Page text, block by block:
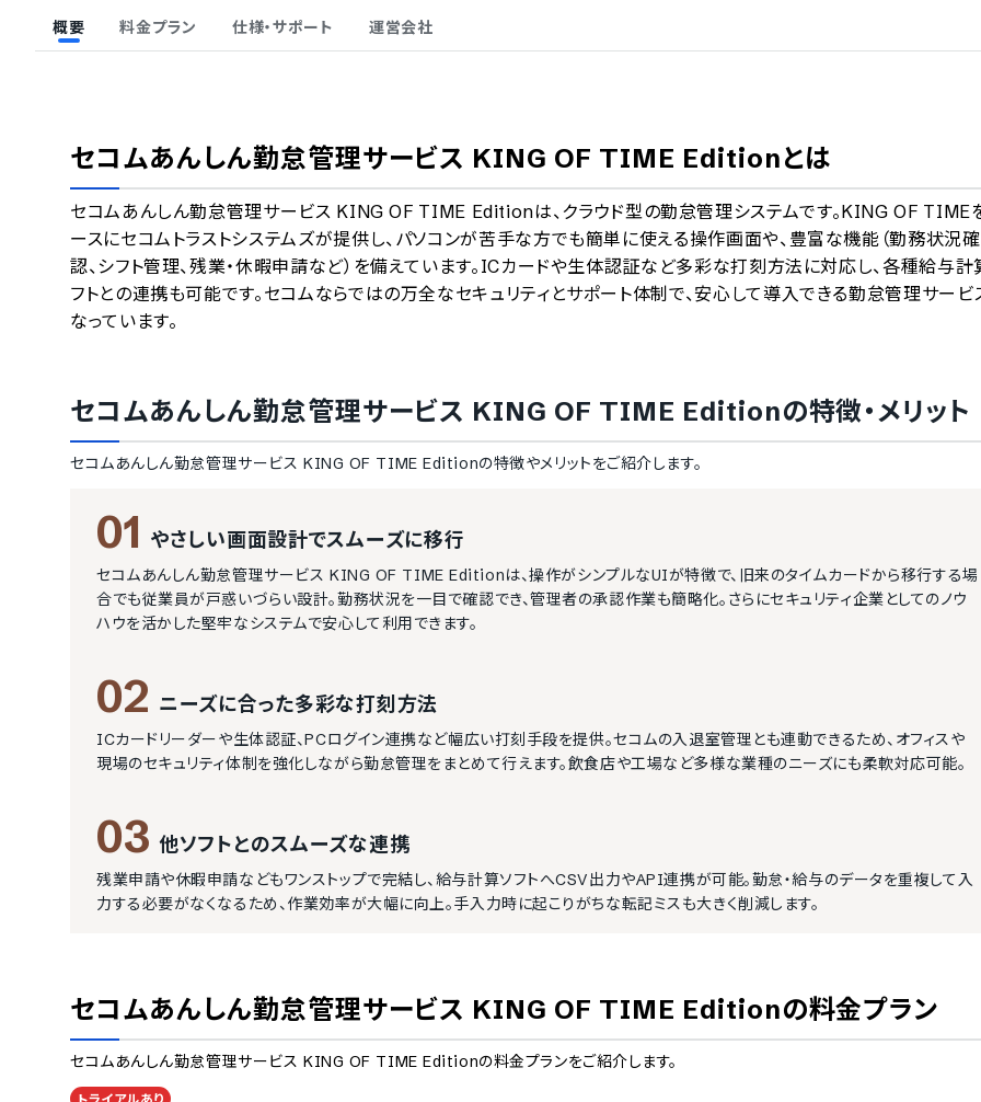
概要 料金プラン 仕様・サポート 運営会社
セコムあんしん勤怠管理サービス KING OF TIME Editionとは
セコムあんしん勤怠管理サービス KING OF TIME Editionは、クラウド型の勤怠管理システムです。KING OF TIME
ースにセコムトラストシステムズが提供し、パソコンが苦手な方でも簡単に使える操作画面や、豊富な機能（勤務状況確
認、シフト管理、残業・休暇申請など）を備えています。ICカードや生体認証など多彩な打刻方法に対応し、各種給与計
フトとの連携も可能です。セコムならではの万全なセキュリティとサポート体制で、安心して導入できる勤怠管理サービ
なっています。
セコムあんしん勤怠管理サービス KING OF TIME Editionの特徴・メリット
セコムあんしん勤怠管理サービス KING OF TIME Editionの特徴やメリットをご紹介します。
01 やさしい画面設計でスムーズに移行
セコムあんしん勤怠管理サービス KING OF TIME Editionは、操作がシンプルなUIが特徴で、旧来のタイムカードから移行する場
合でも従業員が戸惑いづらい設計。勤務状況を一目で確認でき、管理者の承認作業も簡略化。さらにセキュリティ企業としてのノウ
ハウを活かした堅牢なシステムで安心して利用できます。
02 ニーズに合った多彩な打刻方法
ICカードリーダーや生体認証、PCログイン連携など幅広い打刻手段を提供。セコムの入退室管理とも連動できるため、オフィスや
現場のセキュリティ体制を強化しながら勤怠管理をまとめて行えます。飲食店や工場など多様な業種のニーズにも柔軟対応可能。
03 他ソフトとのスムーズな連携
残業申請や休暇申請などもワンストップで完結し、給与計算ソフトへCSV出力やAPI連携が可能。勤怠・給与のデータを重複して入
力する必要がなくなるため、作業効率が大幅に向上。手入力時に起こりがちな転記ミスも大きく削減します。
セコムあんしん勤怠管理サービス KING OF TIME Editionの料金プラン
セコムあんしん勤怠管理サービス KING OF TIME Editionの料金プランをご紹介します。
トライアルあり